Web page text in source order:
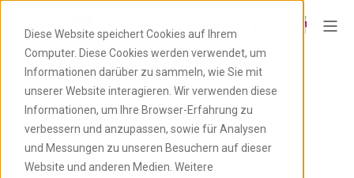
Diese Website speichert Cookies auf Ihrem
Computer. Diese Cookies werden verwendet, um
Informationen darüber zu sammeln, wie Sie mit
unserer Website interagieren. Wir verwenden diese
Informationen, um Ihre Browser-Erfahrung zu
verbessern und anzupassen, sowie für Analysen
und Messungen zu unseren Besuchern auf dieser
Website und anderen Medien. Weitere
Datenschutz